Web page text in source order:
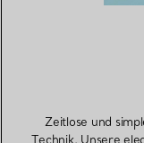
Zeitlose und
Technik. Unsere